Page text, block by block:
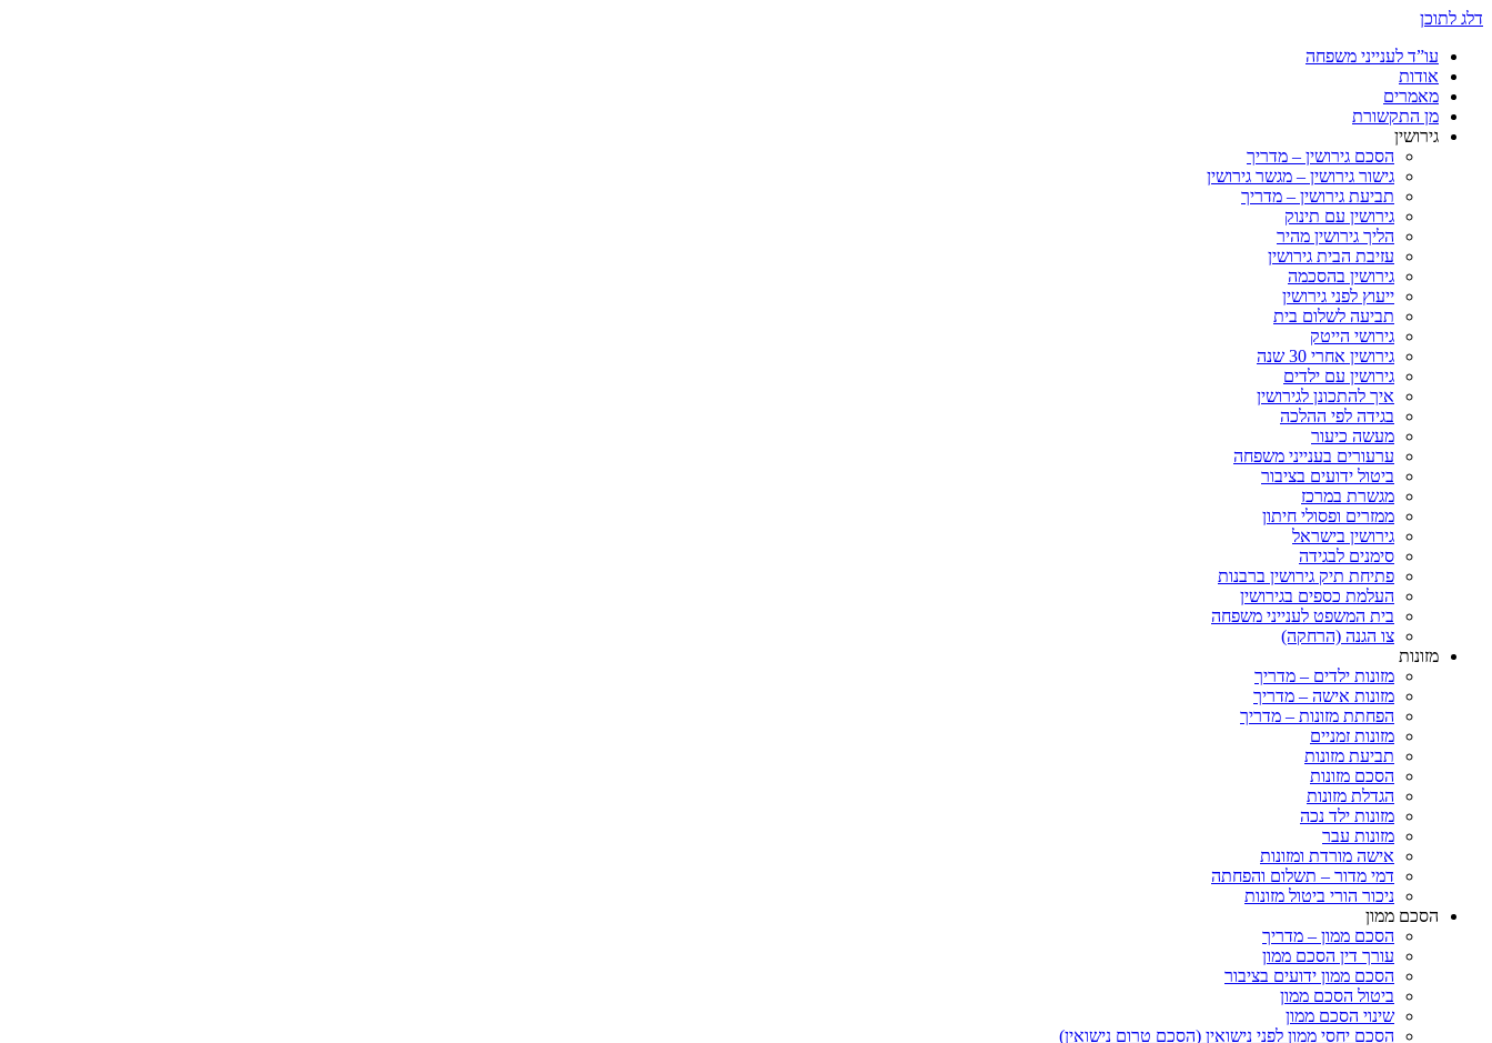
דלג לתוכן
עו”ד לענייני משפחה
אודות
מאמרים
מן התקשורת
גירושין
הסכם גירושין – מדריך
גישור גירושין – מגשר גירושין
תביעת גירושין – מדריך
גירושין עם תינוק
הליך גירושין מהיר
עזיבת הבית גירושין
גירושין בהסכמה
ייעוץ לפני גירושין
תביעה לשלום בית
גירושי הייטק
גירושין אחרי 30 שנה
גירושין עם ילדים
איך להתכונן לגירושין
בגידה לפי ההלכה
מעשה כיעור
ערעורים בענייני משפחה
ביטול ידועים בציבור
מגשרת במרכז
ממזרים ופסולי חיתון
גירושין בישראל
סימנים לבגידה
פתיחת תיק גירושין ברבנות
העלמת כספים בגירושין
בית המשפט לענייני משפחה
צו הגנה (הרחקה)
מזונות
מזונות ילדים – מדריך
מזונות אישה – מדריך
הפחתת מזונות – מדריך
מזונות זמניים
תביעת מזונות
הסכם מזונות
הגדלת מזונות
מזונות ילד נכה
מזונות עבר
אישה מורדת ומזונות
דמי מדור – תשלום והפחתה
ניכור הורי ביטול מזונות
הסכם ממון
הסכם ממון – מדריך
עורך דין הסכם ממון
הסכם ממון ידועים בציבור
ביטול הסכם ממון
שינוי הסכם ממון
הסכם יחסי ממון לפני נישואין (הסכם טרום נישואין)